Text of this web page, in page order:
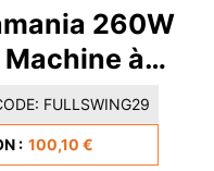
260W
à
NoirFULLSWING29
: 100,10 €